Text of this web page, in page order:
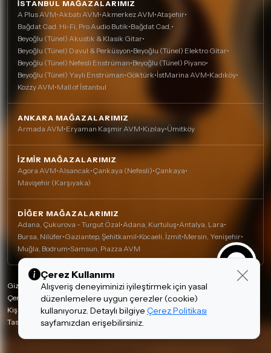
İSTANBUL MAĞAZALARIMIZ
A Plus AVM•Akbatı AVM•Akmerkez AVM•Ataşehir•
Bağdat Cad. Hi-Fi, Pro Audio Butik•Bağdat Cad.•
Beyoğlu (Tünel) Akustik & Klasik Gitar•
Beyoğlu (Tünel) Davul & Perküsyon•Beyoğlu (Tünel) Elektro Gitar•
Beyoğlu (Tünel) Nefesli Enstrüman•Beyoğlu (Tünel) Piyano•
Beyoğlu (Tünel) Yaylı Enstrüman•Göktürk•İstMarina AVM•Kadıköy•
Kozzy AVM•Mall of İstanbul
ANKARA MAĞAZALARIMIZ
Armada AVM•Eryaman Kaşmir AVM•Kızılay•Ümitköy
İZMIR MAĞAZALARIMIZ
Agora AVM•Alsancak•Çankaya (Nefesli)•Çankaya•
Mavişehir (Karşıyaka)
DIĞER MAĞAZALARIMIZ
Adana, Çukurova - Turgut Özal•Adana, Kurtuluş•Antalya, Lara•
Bursa, Nilüfer•Gaziantep, Şehitkamil•Kocaeli, İzmit•Mersin, Yenişehir•
Muğla, Bodrum•Samsun, Piazza AVM
Gizlilik Politikası
Çerez Politikası
Kişisel Verilerin Korunması
Tasarım ve Teknoloji:invenera
Çerez Kullanımı
Alışveriş deneyiminizi iyileştirmek için yasal
düzenlemelere uygun çerezler (cookie)
kullanıyoruz. Detaylı bilgiye Çerez Politikası
sayfamızdan erişebilirsiniz.